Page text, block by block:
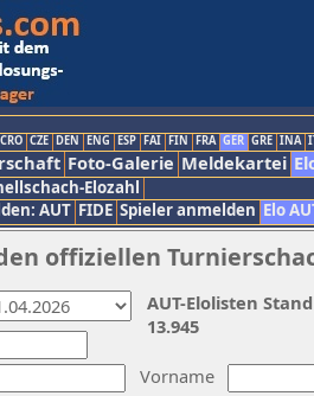
CRO CZE DEN ENG ESP FAI FIN FRA GER GRE INA
Foto-Galerie Meldekartei
Elozahl
AUT FIDE Spieler anmelden Elo
offiziellen
Vorname
AUT-Elolisten
13.945